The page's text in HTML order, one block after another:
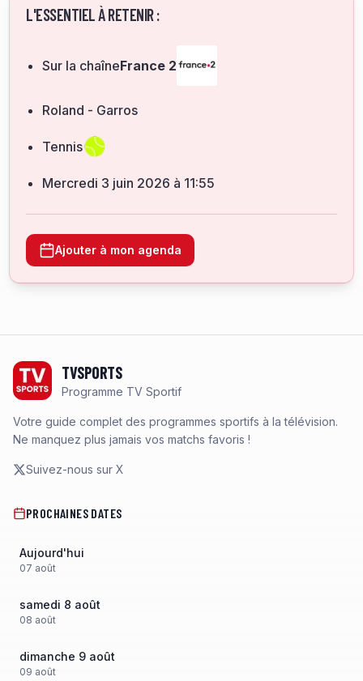
L'ESSENTIEL À RETENIR :
Sur la chaîneFrance 2
Roland - Garros
Tennis
mercredi 3 juin 2026 à 11:55
Ajouter à mon agenda
TVSPORTS
Programme TV Sportif
Votre guide complet des programmes sportifs à la télévision.
Ne manquez plus jamais vos matchs favoris !
Suivez-nous sur X
PROCHAINES DATES
Aujourd'hui
07 août
samedi 8 août
08 août
dimanche 9 août
09 août